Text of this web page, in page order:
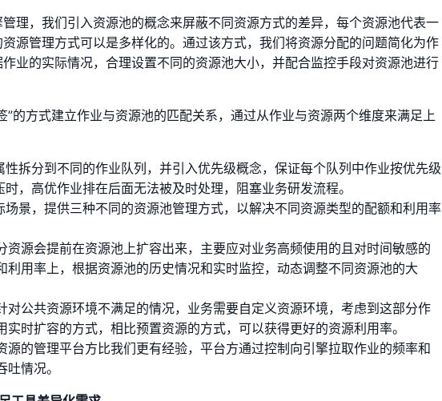
理，我们引入资源池的概念来屏蔽不同资源方式的差异，每个资源池代表一
源管理方式可以是多样化的。通过该方式，我们将资源分配的问题简化为作
业的实际情况，合理设置不同的资源池大小，并配合监控手段对资源池进行
”的方式建立作业与资源池的匹配关系，通过从作业与资源两个维度来满足上
拆分到不同的作业队列，并引入优先级概念，保证每个队列中作业按优先级
，高优作业排在后面无法被及时处理，阻塞业务研发流程。
景，提供三种不同的资源池管理方式，以解决不同资源类型的配额和利用率
资源会提前在资源池上扩容出来，主要应对业务高频使用的且对时间敏感的
利用率上，根据资源池的历史情况和实时监控，动态调整不同资源池的大
对公共资源环境不满足的情况，业务需要自定义资源环境，考虑到这部分作
实时扩容的方式，相比预置资源的方式，可以获得更好的资源利用率。
源的管理平台方比我们更有经验，平台方通过控制向引擎拉取作业的频率和
情况。